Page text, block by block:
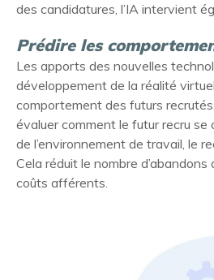
des candidatures, l’IA intervient
Prédire les
Les apports des nouvelles
développement de la réalité
comportement des futurs
évaluer comment le futur recru
de l’environnement de travail, le
Cela réduit le nombre
coûts afférents.